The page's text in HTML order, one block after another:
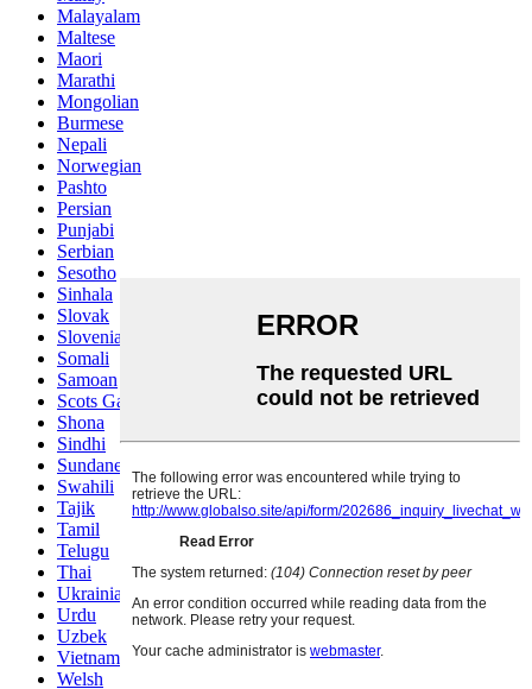
Malayalam
Maltese
Maori
Marathi
Mongolian
Burmese
Nepali
Norwegian
Pashto
Persian
Punjabi
Serbian
Sesotho
Sinhala
Slovak
Slovenian
Somali
Samoan
Scots Gaelic
Shona
Sindhi
Sundanese
Swahili
Tajik
Tamil
Telugu
Thai
Ukrainian
Urdu
Uzbek
Vietnamese
Welsh